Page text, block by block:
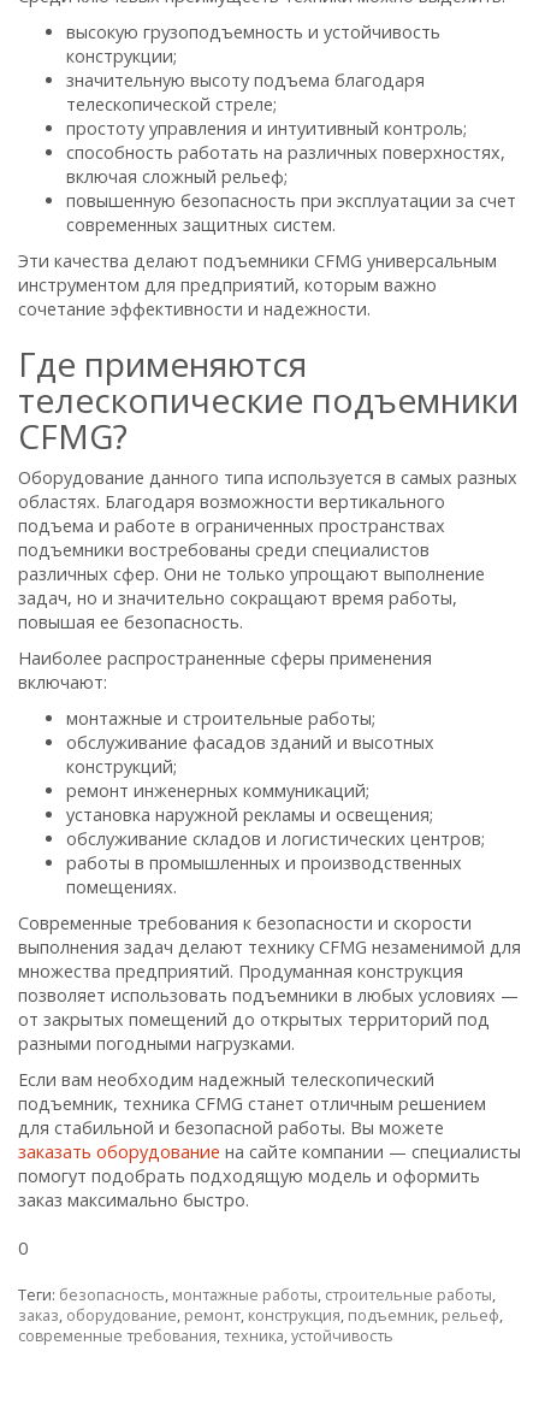
высокую грузоподъемность и устойчивость
конструкции;
значительную высоту подъема благодаря
телескопической стреле;
простоту управления и интуитивный контроль;
способность работать на различных поверхностях,
включая сложный рельеф;
повышенную безопасность при эксплуатации за счет
современных защитных систем.
Эти качества делают подъемники CFMG универсальным
инструментом для предприятий, которым важно
сочетание эффективности и надежности.
Где применяются
телескопические подъемники
CFMG?
Оборудование данного типа используется в самых разных
областях. Благодаря возможности вертикального
подъема и работе в ограниченных пространствах
подъемники востребованы среди специалистов
различных сфер. Они не только упрощают выполнение
задач, но и значительно сокращают время работы,
повышая ее безопасность.
Наиболее распространенные сферы применения
включают:
монтажные и строительные работы;
обслуживание фасадов зданий и высотных
конструкций;
ремонт инженерных коммуникаций;
установка наружной рекламы и освещения;
обслуживание складов и логистических центров;
работы в промышленных и производственных
помещениях.
Современные требования к безопасности и скорости
выполнения задач делают технику CFMG незаменимой для
множества предприятий. Продуманная конструкция
позволяет использовать подъемники в любых условиях —
от закрытых помещений до открытых территорий под
разными погодными нагрузками.
Если вам необходим надежный телескопический
подъемник, техника CFMG станет отличным решением
для стабильной и безопасной работы. Вы можете
заказать оборудование на сайте компании — специалисты
помогут подобрать подходящую модель и оформить
заказ максимально быстро.
0
Теги: безопасность, монтажные работы, строительные работы,
заказ, оборудование, ремонт, конструкция, подъемник, рельеф,
современные требования,техника,устойчивость